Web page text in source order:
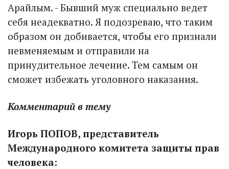
Арайлым. - Бывший муж специально ведет
себя неадекватно. Я подозреваю, что таким
образом он добивается, чтобы его признали
невменяемым и отправили на
принудительное лечение. Тем самым он
сможет избежать уголовного наказания.
Комментарий в тему
Игорь ПОПОВ, представитель
Международного комитета защиты прав
человека: